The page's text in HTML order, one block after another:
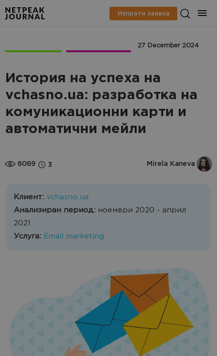
Изпрати заявка
27 December 2024
История на успеха на
vchasno.ua: разработка на
комуникационни карти и
автоматични мейли
6069 3 Mirela Kaneva
Клиент: vchasno.ua
Анализиран период: ноември 2020 - април
2021
Услуга: Email marketing